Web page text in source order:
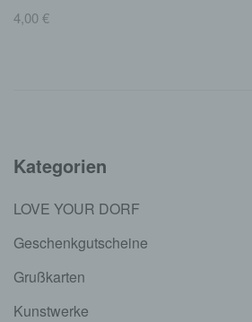
4,00€
Kategorien
LOVE YOUR DORF
Geschenkgutscheine
Grußkarten
Kunstwerke